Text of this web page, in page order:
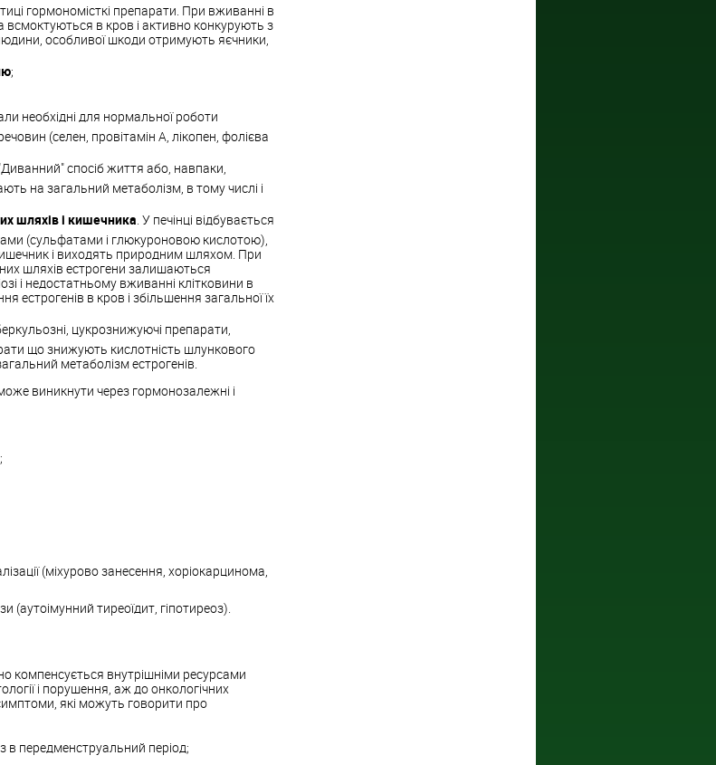
гормономісткі препарати. При вживанні в
в кров і активно конкурують з
особливої шкоди отримують яєчники,
;
необхідні для нормальної роботи
(селен, провітамін А, лікопен, фолієва
спосіб життя або, навпаки,
на загальний метаболізм, в тому числі і
шляхів і кишечника. У печінці відбувається
(сульфатами і глюкуроновою кислотою),
і виходять природним шляхом. При
шляхів естрогени залишаються
і недостатньому вживанні клітковини в
в кров і збільшення загальної їх
цукрознижуючі препарати,
що знижують кислотність шлункового
метаболізм естрогенів.
виникнути через гормонозалежні і
(міхурово занесення, хоріокарцинома,
(аутоімунний тиреоїдит, гіпотиреоз).
компенсується внутрішніми ресурсами
і порушення, аж до онкологічних
які можуть говорити про
в передменструальний період;